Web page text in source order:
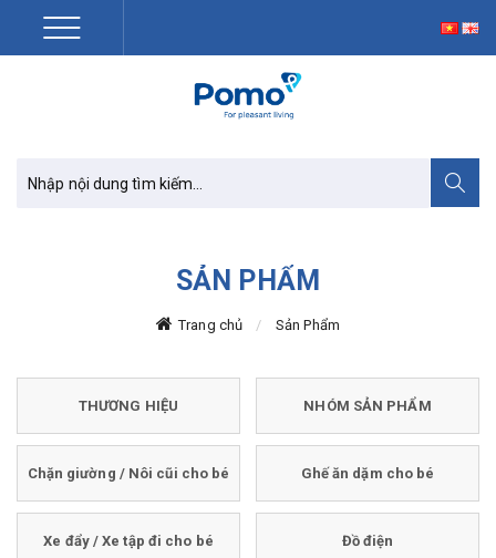
SẢN PHẨM
Trang chủ Sản Phẩm
THƯƠNG HIỆU NHÓM SẢN PHẨM
Chặn giường / Nôi cũi cho bé Ghế ăn dặm cho bé
Xe đẩy / Xe tập đi cho bé Đồ điện